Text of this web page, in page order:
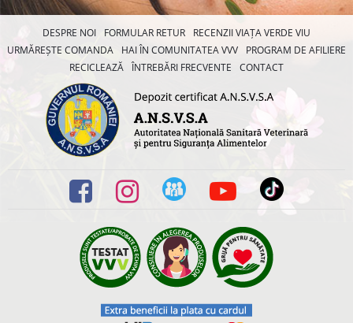
DESPRE NOI FORMULAR RETUR
RECENZII VIAȚA VERDE VIU
URMĂREȘTE COMANDA
HAI ÎN COMUNITATEA VVV
PROGRAM DE AFILIERE
RECICLEAZĂ ÎNTREBĂRI FRECVENTE CONTACT